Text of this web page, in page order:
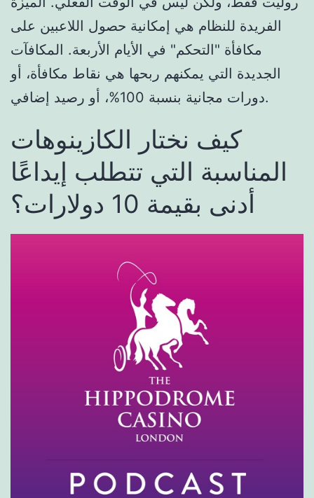
الفريدة للنظام هي إمكانية حصول اللاعبين على
مكافأة "التحكم" في الأيام الأربعة. المكافآت
الجديدة التي يمكنهم ربحها هي نقاط مكافأة، أو
دورات مجانية بنسبة 100%، أو رصيد إضافي.
كيف نختار الكازينوهات
المناسبة التي تتطلب إيداعًا
أدنى بقيمة 10 دولارات؟